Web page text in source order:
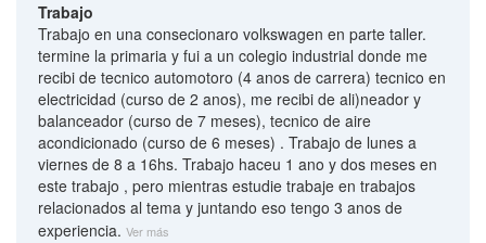
Trabajo
Trabajo en una consecionaro volkswagen en parte taller.
termine la primaria y fui a un colegio industrial donde me
recibi de tecnico automotoro (4 anos de carrera) tecnico en
electricidad (curso de 2 anos), me recibi de ali)neador y
balanceador (curso de 7 meses), tecnico de aire
acondicionado (curso de 6 meses) . Trabajo de lunes a
viernes de 8 a 16hs. Trabajo haceu 1 ano y dos meses en
este trabajo , pero mientras estudie trabaje en trabajos
relacionados al tema y juntando eso tengo 3 anos de
experiencia. Ver más